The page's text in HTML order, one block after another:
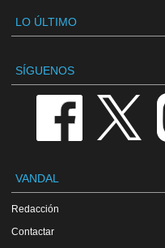
LO ÚLTIMO
SÍGUENOS
VANDAL
Redacción
Contactar